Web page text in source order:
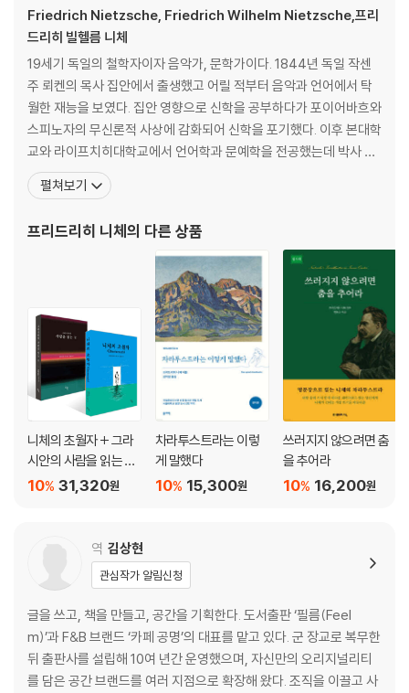
무너진 나를 다시 세우는 단단한 마음가짐
제7장 일과 성취
타인의 속도에 휘둘리지 않는 나만의 리듬
제8장 일상의 초월
오늘, 여기, 내 곁의 삶을 장악하는 법
제9장 관계의 해독
Friedrich Nietzsche, Friedrich Wilhelm Nietzsche,프리
드리히 빌헬름 니체
19세기 독일의 철학자이자 음악가, 문학가이다. 1844년 독일 작센
주 뢰켄의 목사 집안에서 출생했고 어릴 적부터 음악과 언어에서 탁
월한 재능을 보였다. 집안 영향으로 신학을 공부하다가 포이어바흐와
스피노자의 무신론적 사상에 감화되어 신학을 포기했다. 이후 본대학
교와 라이프치히대학교에서 언어학과 문예학을 전공했는데 박사 논
문을 제출하기 전에 이미 명문대인 스위스 바젤대학교에 초빙될 만큼
뛰어난 학생이었다. 1869년부터 스위스 바젤대학교에서 고전문헌
었다. 편두통과 위통에 시달리는 데다가 우울증까지 앓았지만
펼쳐보기
프리드리히 니체의 다른 상품
니체의 초월자 + 그라
시안의 사람을 읽는 눈
세트 31,320원
10%
차라투스트라는 이렇
게 말했다
15,300원
10%
쓰러지지 않으려면 춤
을 추어라
16,200원
10%
역 김상현
관심작가 알림신청
글을 쓰고, 책을 만들고, 공간을 기획한다. 도서출판 ‘필름(Feel
m)’과 F&B 브랜드 ‘카페 공명’의 대표를 맡고 있다. 군 장교로 복무한
뒤 출판사를 설립해 10여 년간 운영했으며, 자신만의 오리지널리티
를 담은 공간 브랜드를 여러 지점으로 확장해 왔다. 조직을 이끌고 사